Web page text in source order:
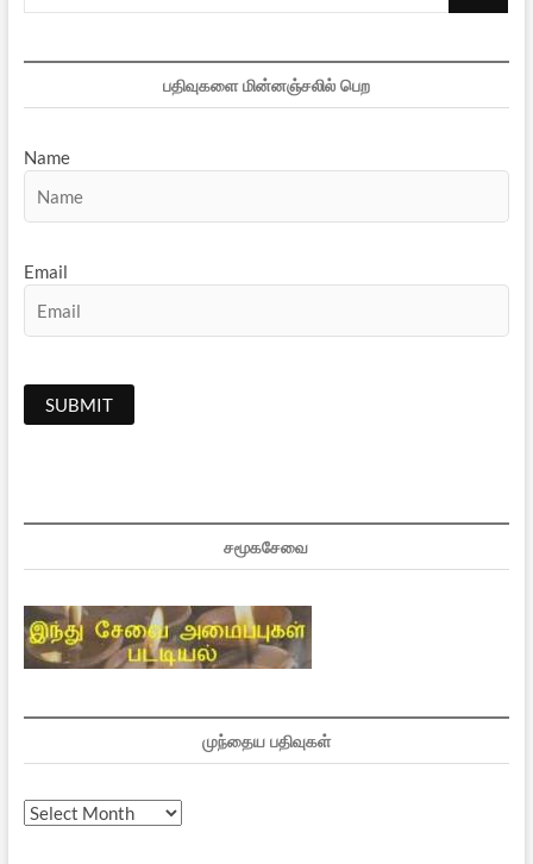
பதிவுகளை மின்னஞ்சலில் பெற
Name
Email
சமூகசேவை
முந்தைய பதிவுகள்
முந்தைய